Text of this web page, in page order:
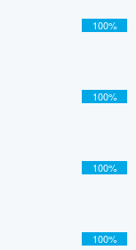
100%
100%
100%
100%